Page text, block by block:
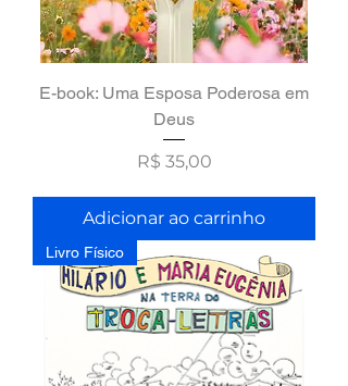
E-book: Uma Esposa Poderosa em
Deus
Preço
R$ 35,00
Adicionar ao carrinho
Livro Físico